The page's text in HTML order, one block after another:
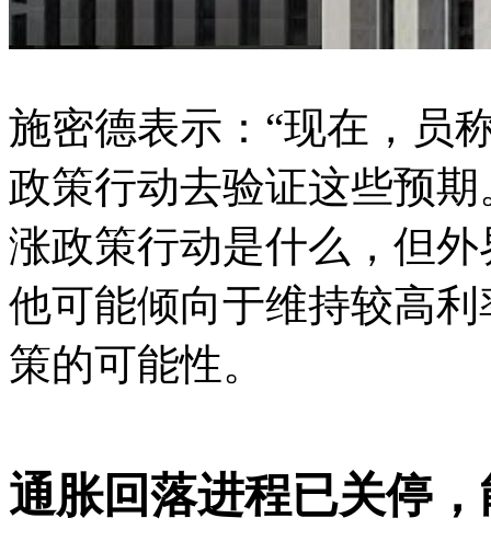
施密德表示：“现在，员
政策行动去验证这些预
涨政策行动是什么，但
他可能倾向于维持较高
策的可能性。
通胀回落进程已关停